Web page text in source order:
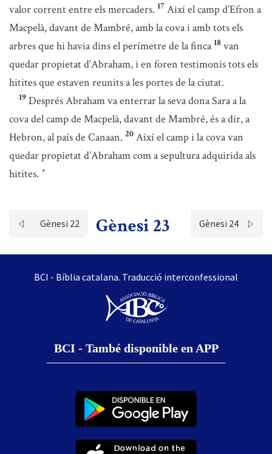
valor corrent entre els mercaders. 17 Així el camp d’Efron a
Macpelà, davant de Mambré, amb la cova i amb tots els
arbres que hi havia dins el perímetre de la finca 18 van
quedar propietat d’Abraham, i en foren testimonis tots els
hitites que estaven reunits a les portes de la ciutat.
19 Després Abraham va enterrar la seva dona Sara a la
cova del camp de Macpelà, davant de Mambré, és a dir, a
Hebron, al país de Canaan. 20 Així el camp i la cova van
quedar propietat d’Abraham com a sepultura adquirida als
hitites. *
Gènesi 22 Gènesi 23 Gènesi 24
BCI - Bíblia catalana. Traducció interconfessional
BCI - També disponible en APP